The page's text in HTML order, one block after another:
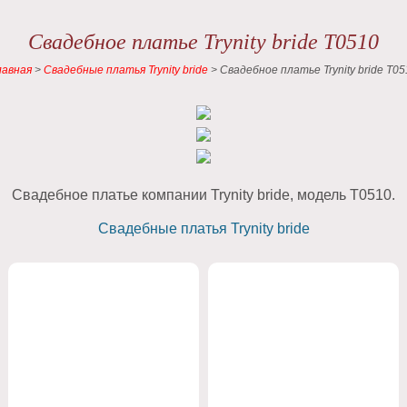
Свадебное платье Trynity bride T0510
> Свадебные платья Trynity bride> Свадебное платье Trynity bride
Свадебное платье компании Trynity bride, модель T0510.
Свадебные платья Trynity bride